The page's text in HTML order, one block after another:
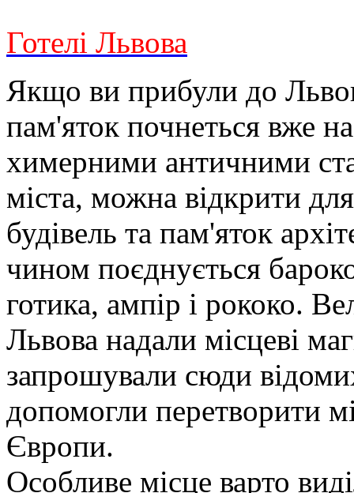
Готелі Львова
Якщо ви прибули до
пам'яток почнеться вже
химерними античними
міста, можна відкрити
будівель та пам'яток
чином поєднується
готика, ампір і рококо.
Львова надали місцеві
запрошували сюди
допомогли перетворити
Європи.
Особливе місце варто